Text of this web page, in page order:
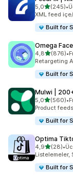
5,05 yıldız
(245)
toplam 245•
XML feed
Built for
Omega
4,85 yıldız
(876)
toplam 876•
Retargeting
Built for
Mulwi |
5,05 yıldız
(560)
toplam 560 •
Product
Built for
Optima
4,95 yıldız
(28)
toplam 28•
Listelemeler,
Built for